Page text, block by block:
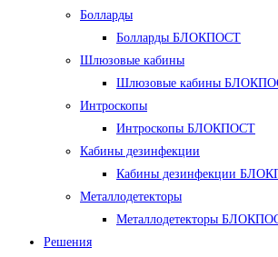
Болларды
Болларды БЛОКПОСТ
Шлюзовые кабины
Шлюзовые кабины
Интроскопы
Интроскопы БЛОКПОСТ
Кабины дезинфекции
Кабины дезинфекции
Металлодетекторы
Металлодетекторы
Решения